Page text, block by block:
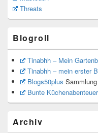
Threats
Blogroll
Tinabhh – Mein
Tinabhh – mein erster
Blogs50plus
Bunte Küchenabenteuer
Archiv